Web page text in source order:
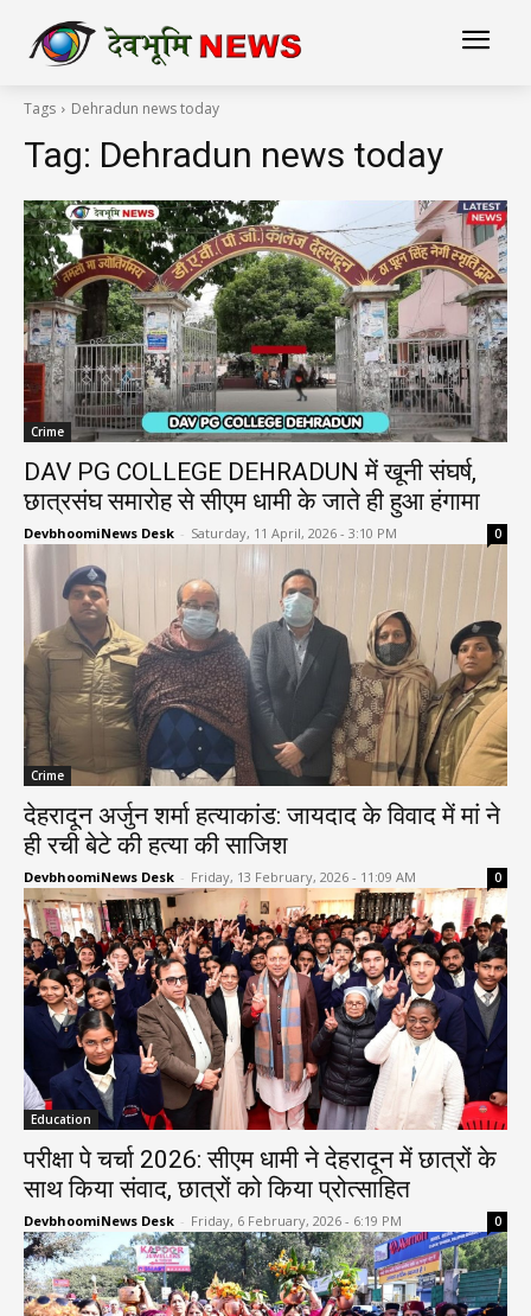
Tags Dehradun news today
Tag: Dehradun news today
Crime
DAV PG COLLEGE DEHRADUN में खूनी संघर्ष,
छात्रसंघ समारोह से सीएम धामी के जाते ही हुआ हंगामा
DevbhoomiNews Desk - Saturday, 11 April, 2026 - 3:10 PM 0
Crime
देहरादून अर्जुन शर्मा हत्याकांड: जायदाद के विवाद में मां ने
ही रची बेटे की हत्या की साजिश
DevbhoomiNews Desk - Friday, 13 February, 2026 - 11:09 AM 0
Education
परीक्षा पे चर्चा 2026: सीएम धामी ने देहरादून में छात्रों के
साथ किया संवाद, छात्रों को किया प्रोत्साहित
DevbhoomiNews Desk - Friday, 6 February, 2026 - 6:19 PM 0